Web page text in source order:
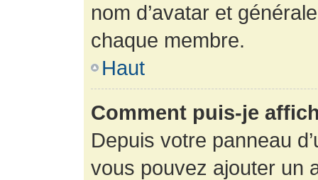
nom d’avatar et
chaque membre.
Haut
Comment puis-je
Depuis votre panneau
vous pouvez ajouter un